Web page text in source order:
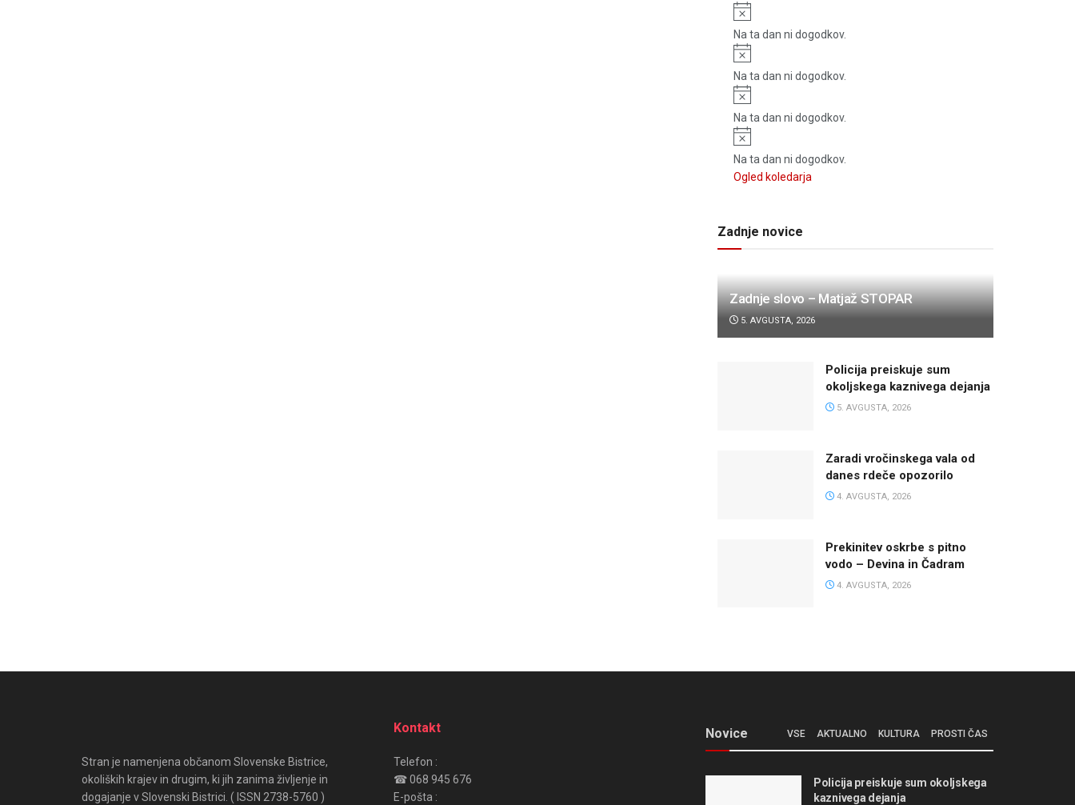
Notice
Na ta dan ni dogodkov.
Notice
Na ta dan ni dogodkov.
Notice
Na ta dan ni dogodkov.
Notice
Na ta dan ni dogodkov.
Ogled koledarja
Zadnje novice
Zadnje slovo – Matjaž STOPAR
5. AVGUSTA, 2026
Policija preiskuje sum
okoljskega kaznivega dejanja
5. AVGUSTA, 2026
Zaradi vročinskega vala od
danes rdeče opozorilo
4. AVGUSTA, 2026
Prekinitev oskrbe s pitno
vodo – Devina in Čadram
4. AVGUSTA, 2026
Stran je namenjena občanom Slovenske Bistrice,
okoliških krajev in drugim, ki jih zanima življenje in
dogajanje v Slovenski Bistrici. ( ISSN 2738-5760 )
Kontakt
Telefon :
☎ 068 945 676
E-pošta :
Novice VSE AKTUALNO KULTURA PROSTI ČAS
Policija preiskuje sum okoljskega
kaznivega dejanja